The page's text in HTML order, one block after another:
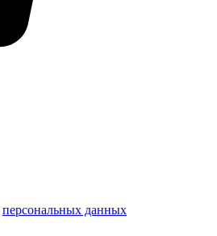
персональных данных